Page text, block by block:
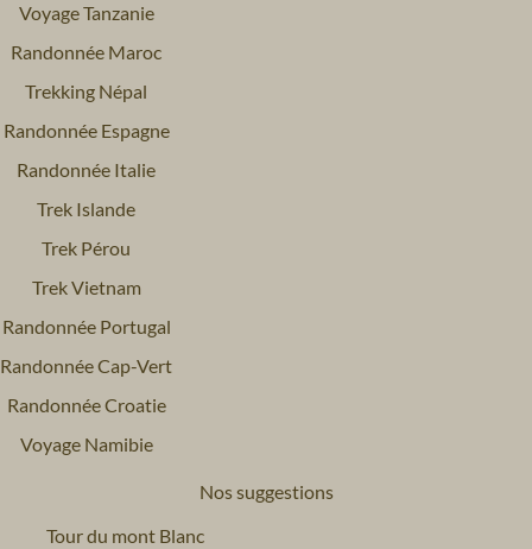
Voyage Tanzanie
Randonnée Maroc
Trekking Népal
Randonnée Espagne
Randonnée Italie
Trek Islande
Trek Pérou
Trek Vietnam
Randonnée Portugal
Randonnée Cap-Vert
Randonnée Croatie
Voyage Namibie
Nos suggestions
Tour du mont Blanc